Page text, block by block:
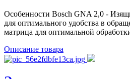
Особенности Bosch GNA 2,0 -
для оптимального удобства в
матрица для оптимальной
Описание товара